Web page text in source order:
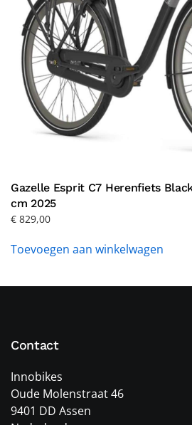
Gazelle Esprit C7 Herenfiets
cm 2025
€ 829,00
Toevoegen aan winkelwagen
Contact
Innobikes
Oude Molenstraat 46
9401 DD Assen